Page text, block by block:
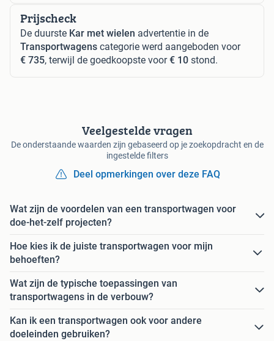
Prijscheck
De duurste Kar met wielen advertentie in de
Transportwagens categorie werd aangeboden voor
€ 735, terwijl de goedkoopste voor€ 10 stond.
Veelgestelde vragen
De onderstaande waarden zijn gebaseerd op je zoekopdracht en de
ingestelde filters
Deel opmerkingen over deze FAQ
Wat zijn de voordelen van een transportwagen voor
doe-het-zelf projecten?
Hoe kies ik de juiste transportwagen voor mijn
behoeften?
Wat zijn de typische toepassingen van
transportwagens in de verbouw?
Kan ik een transportwagen ook voor andere
doeleinden gebruiken?